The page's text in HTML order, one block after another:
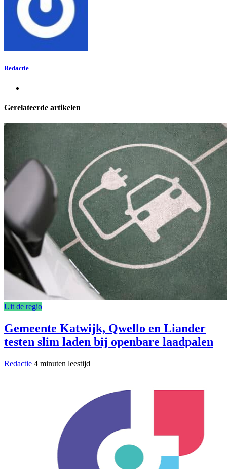
Redactie
Gerelateerde artikelen
Uit de regio
Gemeente Katwijk, Qwello en Liander
testen slim laden bij openbare laadpalen
Redactie 4 minuten leestijd